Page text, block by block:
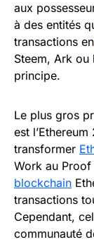
aux
à des entités
transactions en
Steem, Ark ou
principe.
Le plus gros
est
transformer
Work au
blockchain
transactions
Cependant,
communauté